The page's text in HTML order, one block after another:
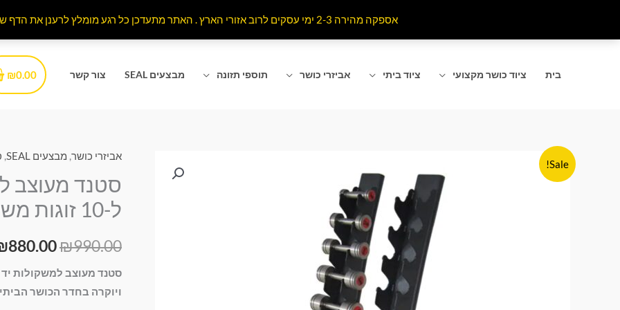
אספקה מהירה 2-3 ימי עסקים לרוב אזורי הארץ . האתר מתעדכן כל רגע מומלץ לרענן את הדף שאתם נמצאים בו
בית ציוד כושר מקצועי ציוד ביתי אביזרי כושר תוספי תזונה מבצעים SEAL צור קשר ₪0.00
Sale!
אביזרי כושר, מבצעים SEAL ,
סטנד מעוצב
ל-10 זוגות משקולות
₪990.00
המחיר
המקורי
היה:
880.00
ויוקרה בחדר הכושר הביתי
כמות
של
סטנד
מעוצב
יד
–
אחסון